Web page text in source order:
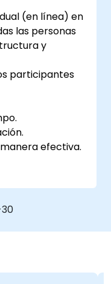
(en línea) en
las personas
y
participantes
efectiva.